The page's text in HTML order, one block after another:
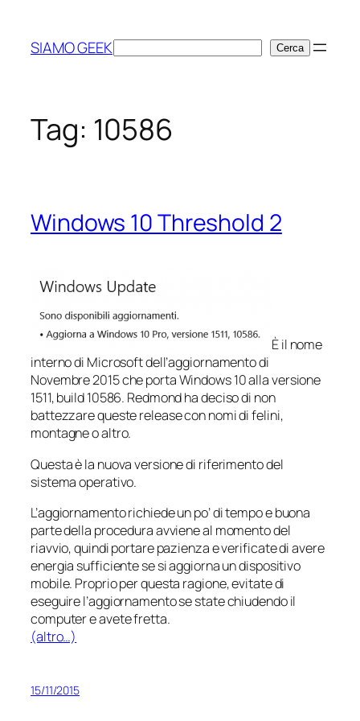
contenuto
SIAMO GEEKCerca Cerca
Tag: 10586
Windows 10 Threshold 2
È il nome
interno di Microsoft dell’aggiornamento di
Novembre 2015 che porta Windows 10 alla versione
1511, build 10586. Redmond ha deciso di non
battezzare queste release con nomi di felini,
montagne o altro.
Questa è la nuova versione di riferimento del
sistema operativo.
L’aggiornamento richiede un po’ di tempo e buona
parte della procedura avviene al momento del
riavvio, quindi portare pazienza e verificate di avere
energia sufficiente se si aggiorna un dispositivo
mobile. Proprio per questa ragione, evitate di
eseguire l’aggiornamento se state chiudendo il
computer e avete fretta.
(altro…)
15/11/2015